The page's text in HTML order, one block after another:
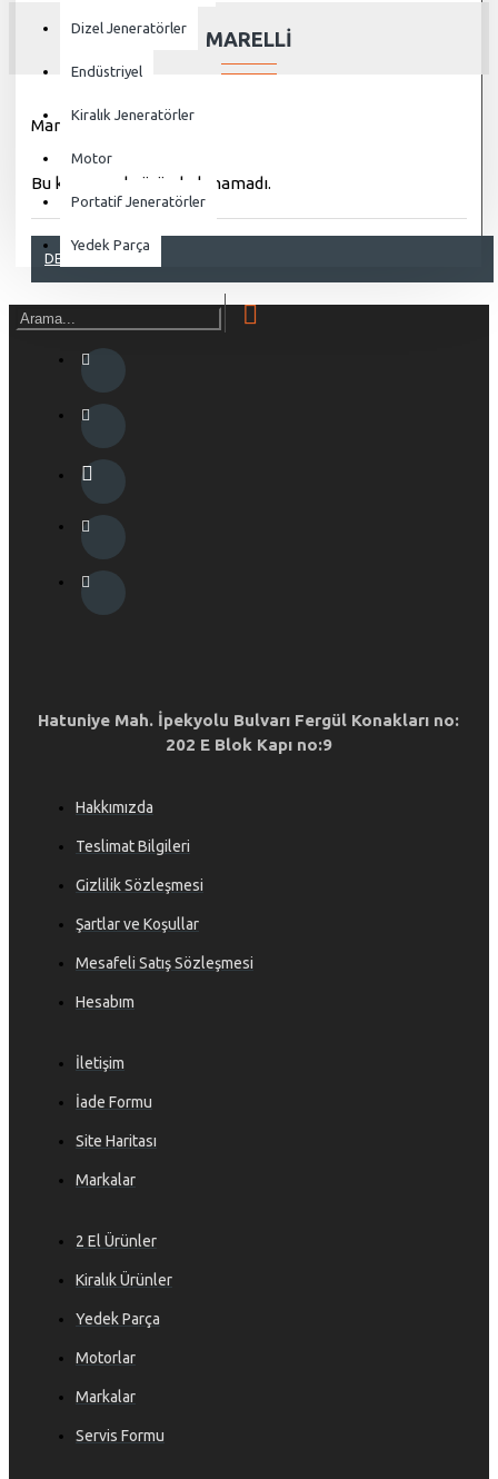
Dizel Jeneratörler
Endüstriyel
Kiralık Jeneratörler
Motor
Portatif Jeneratörler
Yedek Parça
MARELLI
Marelli
Bu kategoride ürün bulunamadı.
DEVAM
Hatuniye Mah. İpekyolu Bulvarı Fergül Konakları no:
202 E Blok Kapı no:9
Hakkımızda
Teslimat Bilgileri
Gizlilik Sözleşmesi
Şartlar ve Koşullar
Mesafeli Satış Sözleşmesi
Hesabım
İletişim
İade Formu
Site Haritası
Markalar
2 El Ürünler
Kiralık Ürünler
Yedek Parça
Motorlar
Markalar
Servis Formu